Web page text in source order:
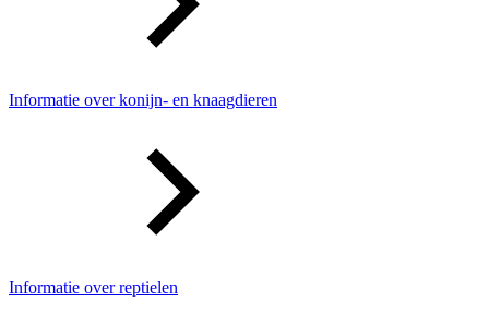
Informatie over konijn- en knaagdieren
Informatie over reptielen